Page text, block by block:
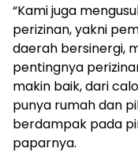
“Kami juga
perizinan, yakni
daerah bersinergi,
pentingnya
makin baik, dari
punya rumah dan
berdampak pada
paparnya.